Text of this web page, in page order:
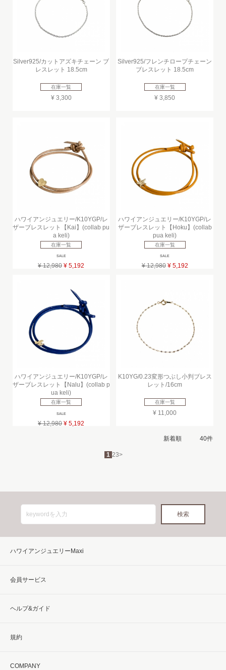
Silver925/カットアズキチェーン ブ
レスレット 18.5cm
在庫一覧
¥ 3,300
Silver925/フレンチロープチェーン
ブレスレット 18.5cm
在庫一覧
¥ 3,850
ハワイアンジュエリー/K10YGP/レ
ザーブレスレット【Kai】(collab pu
a keli)
在庫一覧
SALE
¥ 12,980 ¥ 5,192
ハワイアンジュエリー/K10YGP/レ
ザーブレスレット【Hoku】(collab
pua keli)
在庫一覧
SALE
¥ 12,980 ¥ 5,192
ハワイアンジュエリー/K10YGP/レ
ザーブレスレット【Nalu】(collab p
ua keli)
在庫一覧
SALE
¥ 12,980 ¥ 5,192
K10YG/0.23変形つぶし小判ブレス
レット/16cm
在庫一覧
¥ 11,000
1 23>
ハワイアンジュエリーMaxi
会員サービス
ヘルプ&ガイド
規約
COMPANY